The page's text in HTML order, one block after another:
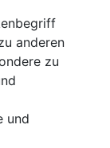
anderen
zu
und